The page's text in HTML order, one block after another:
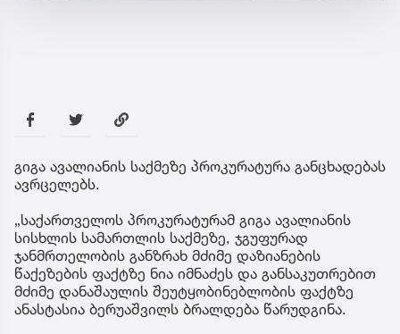
გიგა ავალიანის საქმეზე პროკურატურა განცხადებას
ავრცელებს.
„საქართველოს პროკურატურამ გიგა ავალიანის
სისხლის სამართლის საქმეზე, ჯგუფურად
ჯანმრთელობის განზრახ მძიმე დაზიანების
წაქეზების ფაქტზე ნია იმნაძეს და განსაკუთრებით
მძიმე დანაშაულის შეუტყობინებლობის ფაქტზე
ანასტასია ბერუაშვილს ბრალდება წარუდგინა.